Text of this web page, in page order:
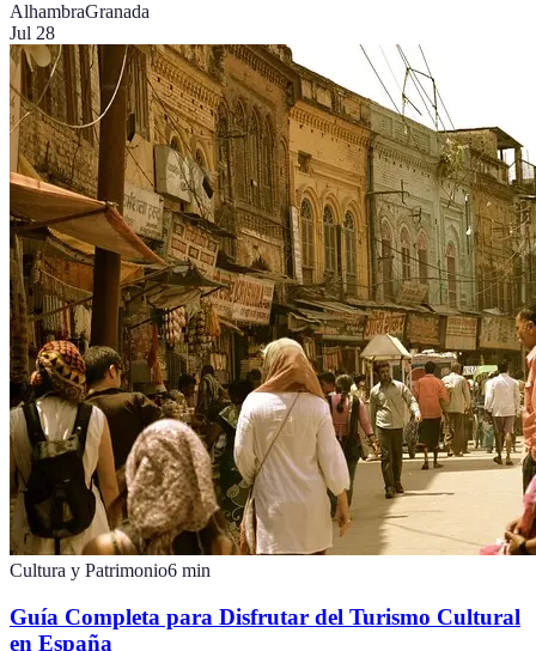
AlhambraGranada
Jul 28
Cultura y Patrimonio6 min
Guía Completa para Disfrutar del Turismo Cultural
en España